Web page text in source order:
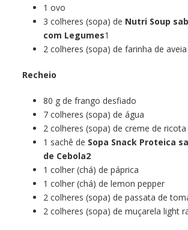
1 ovo
3 colheres (sopa) de Nutri Soup
com Legumes1
2 colheres (sopa) de farinha de aveia
Recheio
80 g de frango desfiado
7 colheres (sopa) de água
2 colheres (sopa) de creme de
1 sachê de Sopa Snack Proteica
de Cebola2
1 colher (chá) de páprica
1 colher (chá) de lemon pepper
2 colheres (sopa) de passata de
2 colheres (sopa) de muçarela light